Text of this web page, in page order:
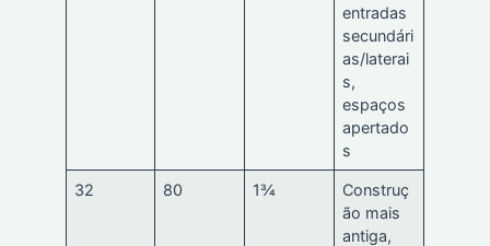
entradas
secundári
as/laterai
s,
espaços
apertado
s
32 80 1¾
Construç
ão mais
antiga,